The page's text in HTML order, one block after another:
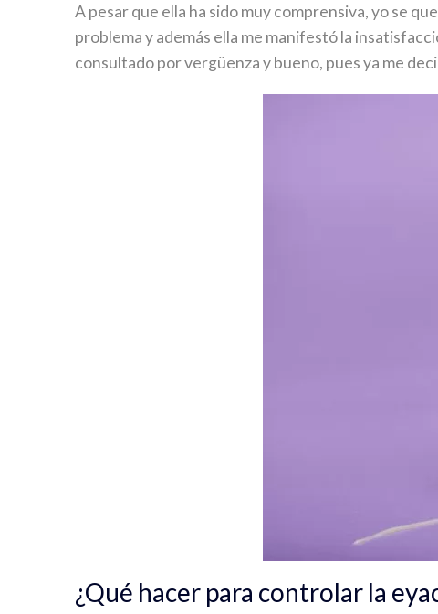
A pesar que ella ha sido muy comprensiva, yo se
problema y además ella me manifestó la
consultado por vergüenza y bueno, pues ya me
¿Qué hacer para controlar la